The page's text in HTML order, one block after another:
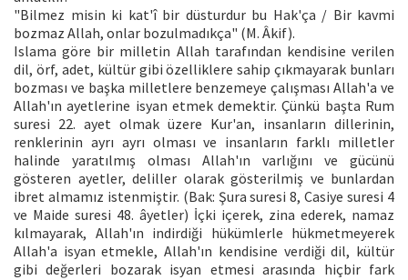
"Bilmez misin ki kat'î bir düsturdur bu Hak'ça / Bir kavmi
bozmaz Allah, onlar bozulmadıkça" (M. Âkif).
Islama göre bir milletin Allah tarafından kendisine verilen
dil, örf, adet, kültür gibi özelliklere sahip çıkmayarak bunları
bozması ve başka milletlere benzemeye çalışması Allah'a ve
Allah'ın ayetlerine isyan etmek demektir. Çünkü başta Rum
suresi 22. ayet olmak üzere Kur'an, insanların dillerinin,
renklerinin ayrı ayrı olması ve insanların farklı milletler
halinde yaratılmış olması Allah'ın varlığını ve gücünü
gösteren ayetler, deliller olarak gösterilmiş ve bunlardan
ibret almamız istenmiştir. (Bak: Şura suresi 8, Casiye suresi 4
ve Maide suresi 48. âyetler) İçki içerek, zina ederek, namaz
kılmayarak, Allah'ın indirdiği hükümlerle hükmetmeyerek
Allah'a isyan etmekle, Allah'ın kendisine verdiği dil, kültür
gibi değerleri bozarak isyan etmesi arasında hiçbir fark